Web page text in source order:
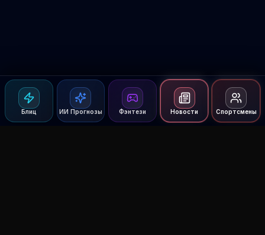
Блиц ИИ Прогнозы Фэнтези Новости Спортсмены